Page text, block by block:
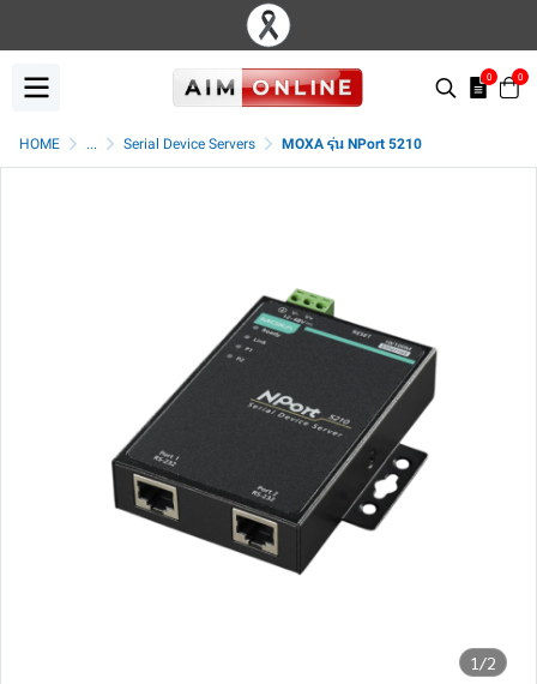
0 0
HOME ... Serial Device Servers MOXA รุ่น NPort 5210
1/2